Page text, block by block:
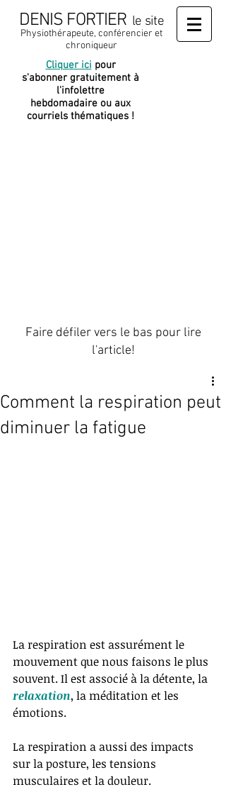
DENIS FORTIER le site
Physiothérapeute, conférencier et
chroniqueur
Cliquer ici pour
s'abonner gratuitement à
l'infolettre
hebdomadaire ou aux
courriels thématiques !
Faire défiler vers le bas pour lire
l'article!
Comment la respiration peut
diminuer la fatigue
La respiration est assurément le
mouvement que nous faisons le plus
souvent. Il est associé à la détente, la
relaxation, la méditation et les
émotions.
La respiration a aussi des impacts
sur la posture, les tensions
musculaires et la douleur.